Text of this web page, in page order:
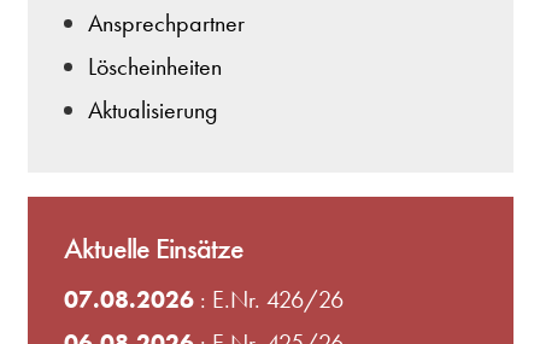
Ansprechpartner
Löscheinheiten
Aktualisierung
Aktuelle Einsätze
07.08.2026: E.Nr. 426/26